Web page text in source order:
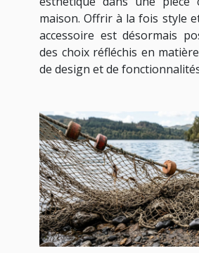
maison. Offrir à la fois style
accessoire est désormais
des choix réfléchis en
de design et de